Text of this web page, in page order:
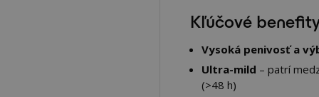
Kľúčové
Vysoká penivosť a
Ultra-mild – patrí
(>48 h)